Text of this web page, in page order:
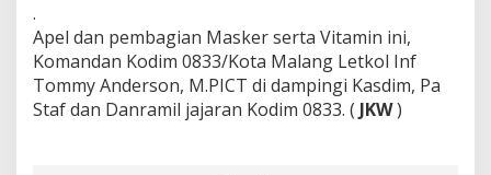
.
Apel dan pembagian Masker serta Vitamin ini,
Komandan Kodim 0833/Kota Malang Letkol Inf
Tommy Anderson, M.PICT di dampingi Kasdim, Pa
Staf dan Danramil jajaran Kodim 0833. ( JKW)